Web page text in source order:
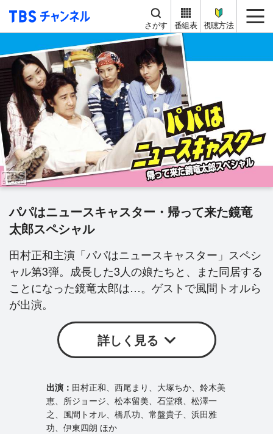
TBS チャンネル
さがす 番組表 視聴方法
パパはニュースキャスター・帰って来た鏡竜
太郎スペシャル
田村正和主演「パパはニュースキャスター」スペシ
ャル第3弾。成長した3人の娘たちと、また同居する
ことになった鏡竜太郎は…。ゲストで風間トオルら
が出演。
詳しく見る
田村正和、西尾まり、大塚ちか、鈴木美
恵、所ジョージ、松本留美、石堂穣、松澤一
之、風間トオル、橋爪功、常盤貴子、浜田雅
功、伊東四朗 ほか